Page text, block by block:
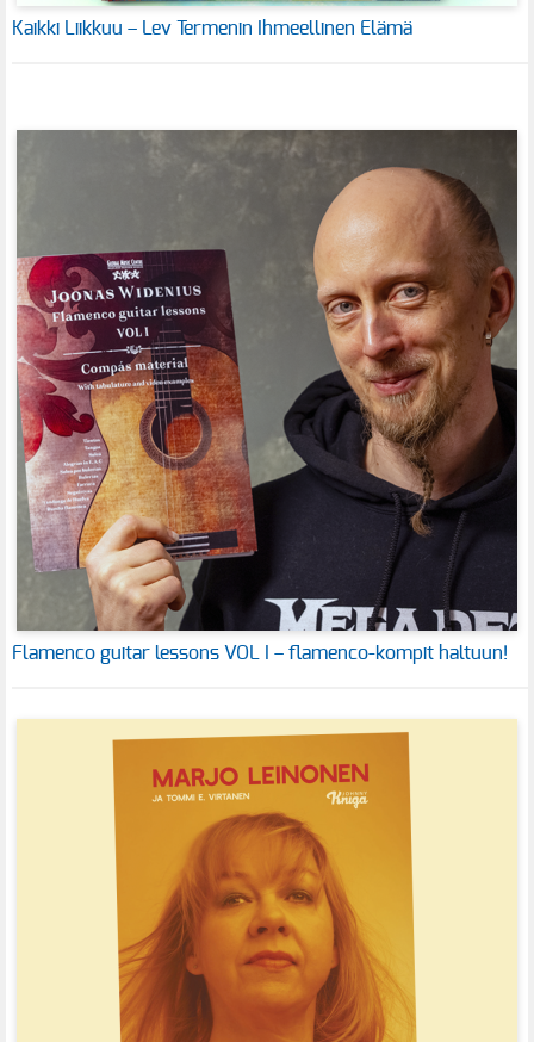
Kaikki Liikkuu – Lev Termenin Ihmeellinen Elämä
Flamenco guitar lessons VOL I – flamenco-kompit haltuun!